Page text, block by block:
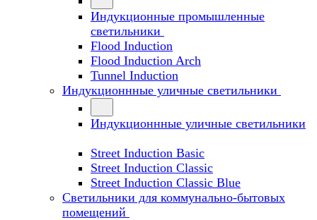
Индукционные промышленные
светильники
Flood Induction
Flood Induction Arch
Tunnel Induction
Индукционнные уличные светильники
Индукционнные уличные светильники
Street Induction Basic
Street Induction Classic
Street Induction Classic Blue
Светильники для коммунально-бытовых
помещений